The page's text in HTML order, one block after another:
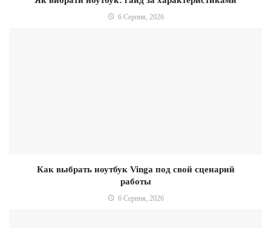
6 Серпня, 2026
Как выбрать ноутбук Vinga под свой сценарий
работы
6 Серпня, 2026